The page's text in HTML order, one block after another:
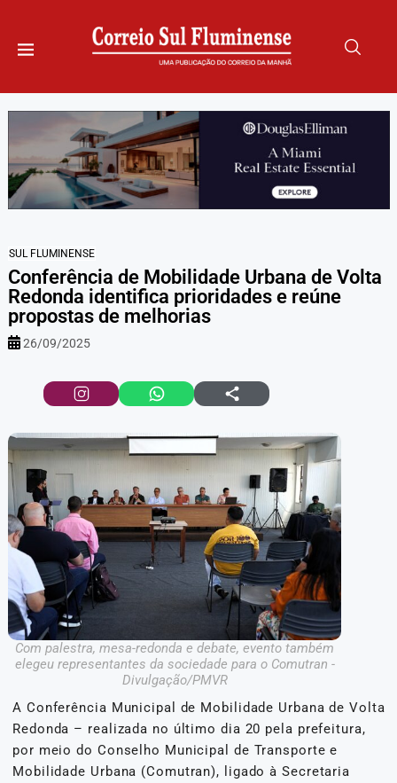
SUL FLUMINENSE
Conferência de Mobilidade Urbana de Volta
Redonda identifica prioridades e reúne
propostas de melhorias
26/09/2025
Com palestra, mesa-redonda e debate, evento também
elegeu representantes da sociedade para o Comutran -
Divulgação/PMVR
A Conferência Municipal de Mobilidade Urbana de Volta
Redonda – realizada no último dia 20 pela prefeitura,
por meio do Conselho Municipal de Transporte e
Mobilidade Urbana (Comutran), ligado à Secretaria